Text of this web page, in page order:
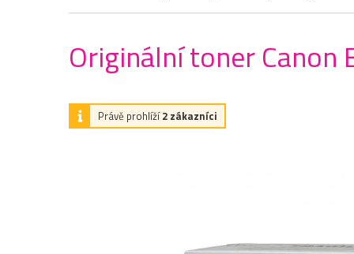
Originální toner Canon
Právě prohlíží2 zákazníci